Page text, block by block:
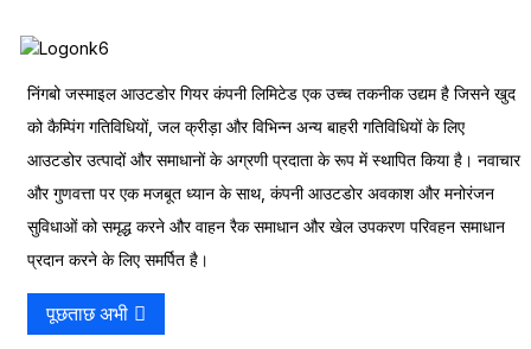
निंगबो जस्माइल आउटडोर गियर कंपनी लिमिटेड एक उच्च तकनीक उद्यम है जिसने खुद
को कैम्पिंग गतिविधियों, जल क्रीड़ा और विभिन्न अन्य बाहरी गतिविधियों के लिए
आउटडोर उत्पादों और समाधानों के अग्रणी प्रदाता के रूप में स्थापित किया है। नवाचार
और गुणवत्ता पर एक मजबूत ध्यान के साथ, कंपनी आउटडोर अवकाश और मनोरंजन
सुविधाओं को समृद्ध करने और वाहन रैक समाधान और खेल उपकरण परिवहन समाधान
प्रदान करने के लिए समर्पित है।
पूछताछ अभी